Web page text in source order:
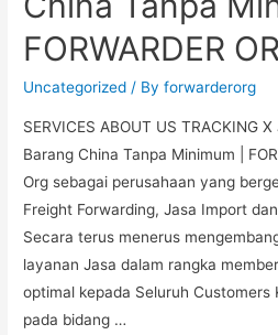
FORWARDER
Uncategorized / Byforwarderorg
SERVICES ABOUT US TRACKING
Barang China Tanpa Minimum |
Org sebagai perusahaan yang
Freight Forwarding, Jasa Import
Secara terus menerus
layanan Jasa dalam rangka
optimal kepada Seluruh Customers
pada bidang …